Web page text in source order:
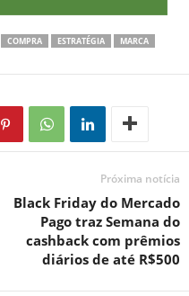
COMPRA ESTRATÉGIA
MARCA
Próxima notícia
Black Friday do Mercado
Pago traz Semana do
cashback com prêmios
diários de até R$500